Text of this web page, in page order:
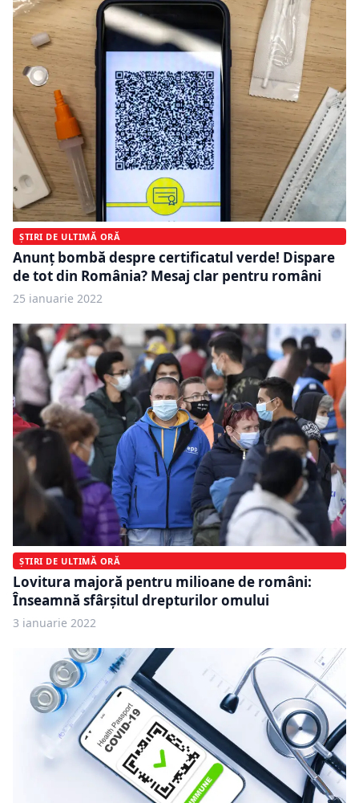
ȘTIRI DE ULTIMĂ ORĂ
Anunț bombă despre certificatul verde! Dispare
de tot din România? Mesaj clar pentru români
25 ianuarie 2022
ȘTIRI DE ULTIMĂ ORĂ
Lovitura majoră pentru milioane de români:
Înseamnă sfârșitul drepturilor omului
3 ianuarie 2022